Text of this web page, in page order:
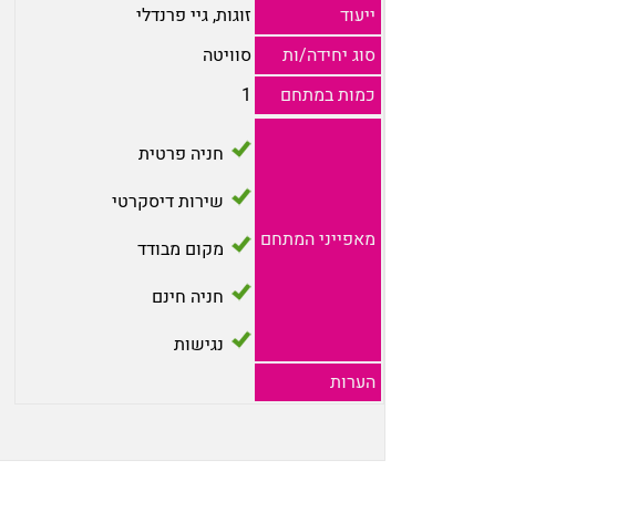
ייעוד
זוגות, גיי פרנדלי
סוג יחידה/ות
סוויטה
כמות במתחם
1
מאפייני המתחם
חניה פרטית
שירות דיסקרטי
מקום מבודד
חניה חינם
נגישות
הערות